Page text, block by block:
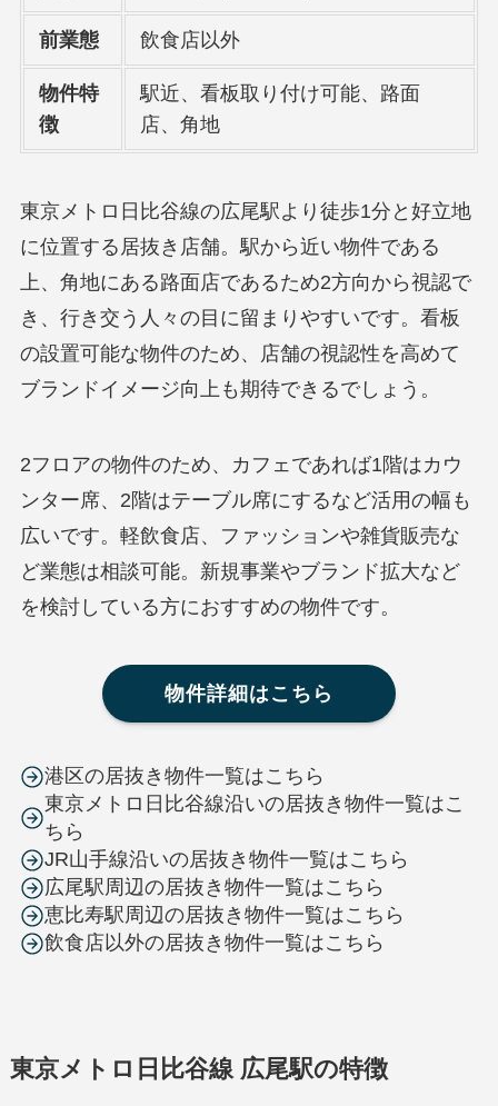
前業態 飲食店以外
物件特
徴
駅近、看板取り付け可能、路面
店、角地
東京メトロ日比谷線の広尾駅より徒歩1分と好立地
に位置する居抜き店舗。駅から近い物件である
上、角地にある路面店であるため2方向から視認で
き、行き交う人々の目に留まりやすいです。看板
の設置可能な物件のため、店舗の視認性を高めて
ブランドイメージ向上も期待できるでしょう。
2フロアの物件のため、カフェであれば1階はカウ
ンター席、2階はテーブル席にするなど活用の幅も
広いです。軽飲食店、ファッションや雑貨販売な
ど業態は相談可能。新規事業やブランド拡大など
を検討している方におすすめの物件です。
物件詳細はこちら
港区の居抜き物件一覧はこちら
東京メトロ日比谷線沿いの居抜き物件一覧はこ
ちら
JR山手線沿いの居抜き物件一覧はこちら
広尾駅周辺の居抜き物件一覧はこちら
恵比寿駅周辺の居抜き物件一覧はこちら
飲食店以外の居抜き物件一覧はこちら
東京メトロ日比谷線 広尾駅の特徴